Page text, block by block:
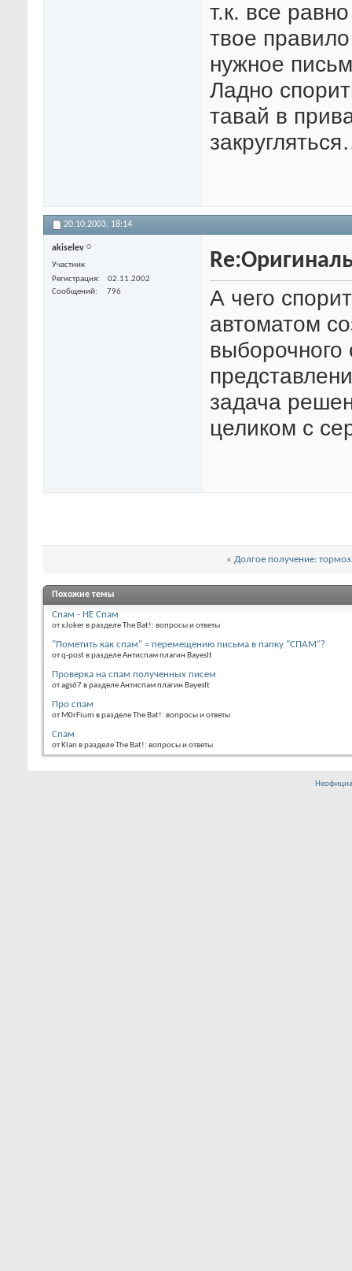
т.к. все
твое
нужное
Ладно
тавай в
20.10.2003, 18:14
akiselev
Участник
Регистрация
02.11.2002
Сообщений
796
А чего
автоматом
выборочного
задача
целиком с
« Долгое получение:
Похожие темы
Спам - НЕ Спам
от xJoker в разделе The Bat!: вопросы и ответы
"Пометить как спам" = перемещению письма в папку "СПАМ"?
от q-post в разделе Антиспам плагин BayesIt
Проверка на спам полученных писем
от ags67 в разделе Антиспам плагин BayesIt
Про спам
от M0rFium в разделе The Bat!: вопросы и ответы
Спам
от Klan в разделе The Bat!: вопросы и ответы